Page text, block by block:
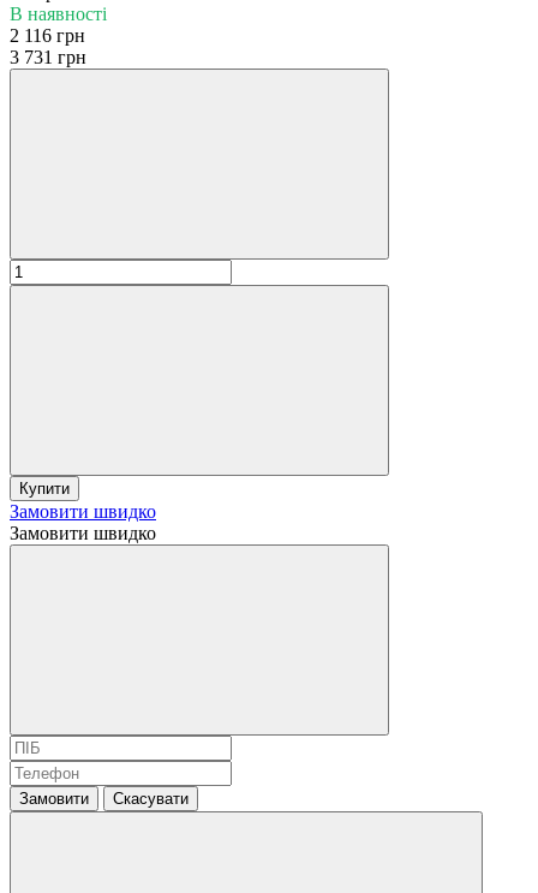
В наявності
2 116 грн
3 731 грн
Купити
Замовити швидко
Замовити швидко
Замовити Скасувати